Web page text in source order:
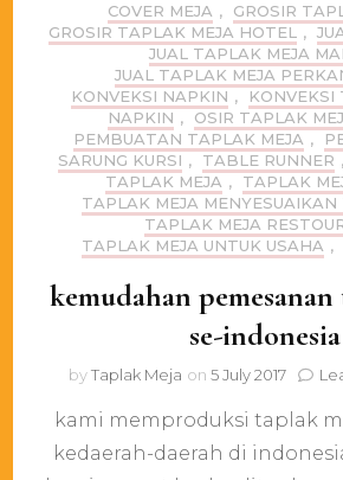
COVER MEJA , GROSIR
GROSIR TAPLAK MEJA HOTEL
,
JUAL TAPLAK MEJA
JUAL TAPLAK MEJA
KONVEKSI NAPKIN , KONVEKSI
NAPKIN , OSIR TAPLAK
PEMBUATAN TAPLAK MEJA ,
SARUNG KURSI , TABLE RUNNER ,
TAPLAK MEJA , TAPLAK
TAPLAK MEJA
TAPLAK MEJA
TAPLAK MEJA UNTUK USAHA ,
kemudahan
se-indonesia
byTaplak Meja on 5 July 2017
kami memproduksi taplak
kedaerah-daerah di